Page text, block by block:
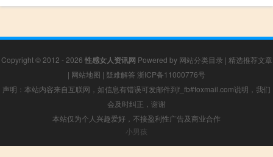
Copyright © 2012 - 2026 性感女人资讯网 Powered by 网站分类目录 | 精选推荐文章
| 网站地图 | 疑难解答 浙ICP备11000776号
声明：本站内容来自互联网，如信息有错误可发邮件到f_fb#foxmail.com说明，我们
会及时纠正，谢谢
本站仅为个人兴趣爱好，不接盈利性广告及商业合作
小男孩